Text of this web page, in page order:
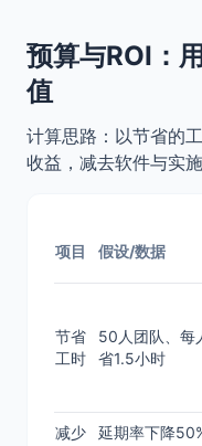
预算与ROI：
值
计算思路：以节省的
收益，减去软件与实
项目 假设/数据
节省
工时
50人团队、每
省1.5小时
减少
延期率下降